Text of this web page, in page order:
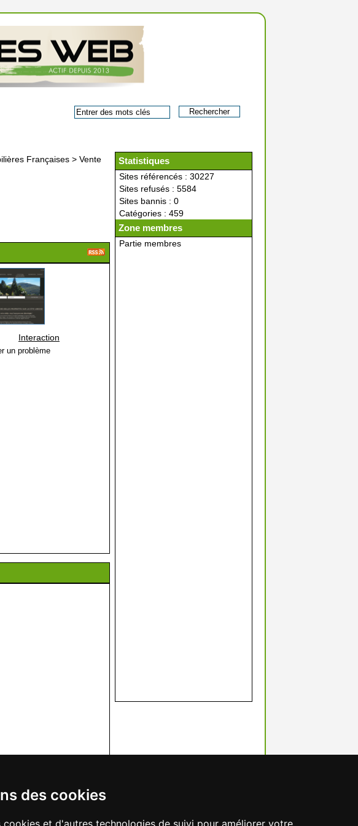
des cookies
cookies et d'autres technologies de suivi pour améliorer votre
Statistiques
Sites référencés : 30227
Sites refusés : 5584
Sites bannis : 0
Catégories : 459
Zone membres
Partie membres
Françaises > Vente
Interaction
un problème